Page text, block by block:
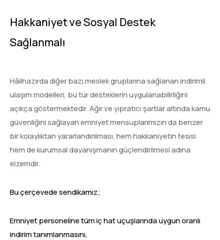
Hakkaniyet ve Sosyal Destek
Sağlanmalı
Hâlihazırda diğer bazı meslek gruplarına sağlanan indirimli
ulaşım modelleri, bu tür desteklerin uygulanabilirliğini
açıkça göstermektedir. Ağır ve yıpratıcı şartlar altında kamu
güvenliğini sağlayan emniyet mensuplarımızın da benzer
bir kolaylıktan yararlandırılması, hem hakkaniyetin tesisi
hem de kurumsal dayanışmanın güçlendirilmesi adına
elzemdir.
Bu çerçevede sendikamız;
Emniyet personeline tüm iç hat uçuşlarında uygun oranlı
indirim tanımlanmasını,